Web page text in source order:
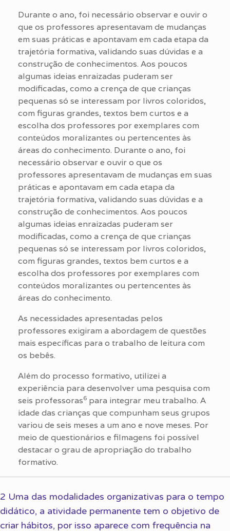
Durante o ano, foi necessário observar e ouvir o
que os professores apresentavam de mudanças
em suas práticas e apontavam em cada etapa da
trajetória formativa, validando suas dúvidas e a
construção de conhecimentos. Aos poucos
algumas ideias enraizadas puderam ser
modificadas, como a crença de que crianças
pequenas só se interessam por livros coloridos,
com figuras grandes, textos bem curtos e a
escolha dos professores por exemplares com
conteúdos moralizantes ou pertencentes às
áreas do conhecimento. Durante o ano, foi
necessário observar e ouvir o que os
professores apresentavam de mudanças em suas
práticas e apontavam em cada etapa da
trajetória formativa, validando suas dúvidas e a
construção de conhecimentos. Aos poucos
algumas ideias enraizadas puderam ser
modificadas, como a crença de que crianças
pequenas só se interessam por livros coloridos,
com figuras grandes, textos bem curtos e a
escolha dos professores por exemplares com
conteúdos moralizantes ou pertencentes às
áreas do conhecimento.
As necessidades apresentadas pelos
professores exigiram a abordagem de questões
mais específicas para o trabalho de leitura com
os bebês.
Além do processo formativo, utilizei a
experiência para desenvolver uma pesquisa com
seis professoras6 para integrar meu trabalho. A
idade das crianças que compunham seus grupos
variou de seis meses a um ano e nove meses. Por
meio de questionários e filmagens foi possível
destacar o grau de apropriação do trabalho
formativo.
2 Uma das modalidades organizativas para o tempo
didático, a atividade permanente tem o objetivo de
criar hábitos, por isso aparece com frequência na